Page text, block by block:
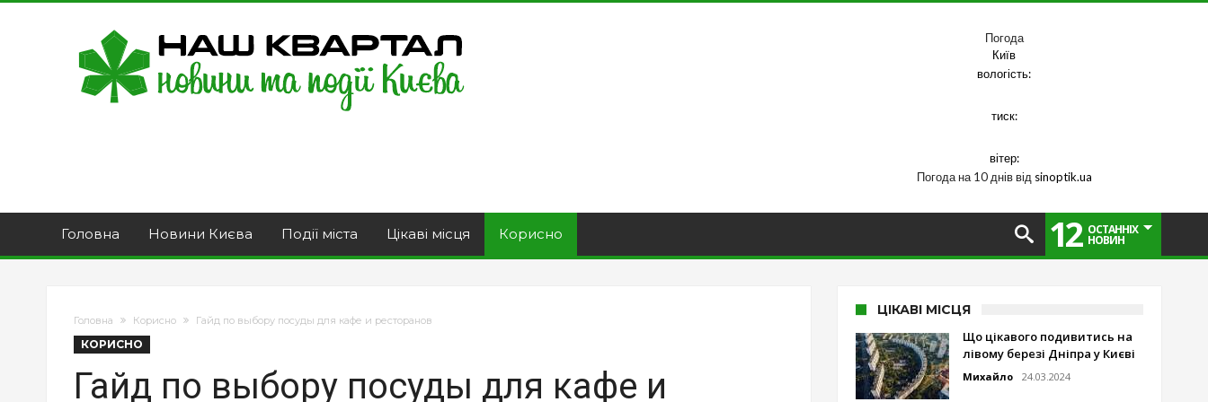
Погода
Київ
вологість:
тиск:
вітер:
Погода на 10 днів від sinoptik.ua
Головна Новини Києва Події міста Цікаві місця Корисно 12 ОСТАННІХ
НОВИН
Головна Корисно Гайд по выбору посуды для кафе и ресторанов
КОРИСНО
Гайд по выбору посуды для кафе и
ЦІКАВІ МІСЦЯ
Що цікавого подивитись на
лівому березі Дніпра у Києві
Михайло 24.03.2024